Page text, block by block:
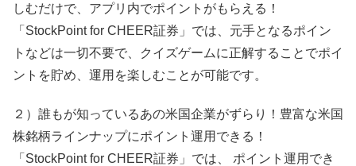
しむだけで、アプリ内でポイントがもらえる！
「StockPoint for CHEER証券」では、元手となるポイン
トなどは一切不要で、クイズゲームに正解することでポイ
ントを貯め、運用を楽しむことが可能です。
２）誰もが知っているあの米国企業がずらり！豊富な米国
株銘柄ラインナップにポイント運用できる！
「StockPoint for CHEER証券」では、 ポイント運用でき